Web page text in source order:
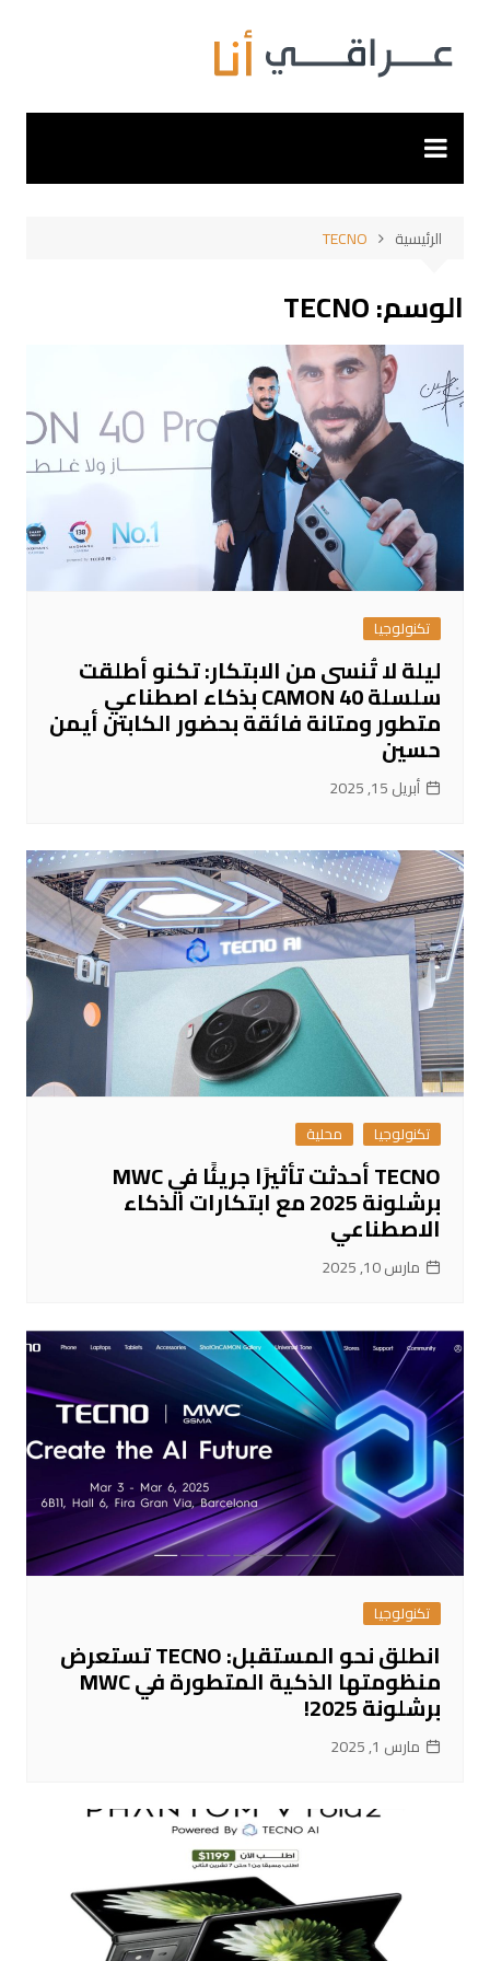
المحتوى
الرئيسية TECNO
الوسم:TECNO
تكنولوجيا
ليلة لا تُنسى من الابتكار: تكنو أطلقت
سلسلة CAMON 40 بذكاء اصطناعي
متطور ومتانة فائقة بحضور الكابتن أيمن
حسين
أبريل 15, 2025
تكنولوجيا محلية
TECNO أحدثت تأثيرًا جريئًا في MWC
برشلونة 2025 مع ابتكارات الذكاء
الاصطناعي
مارس 10, 2025
تكنولوجيا
انطلق نحو المستقبل: TECNO تستعرض
منظومتها الذكية المتطورة في MWC
برشلونة 2025!
مارس 1, 2025